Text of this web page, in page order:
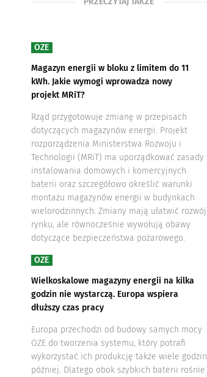
OZE
Magazyn energii w bloku z limitem do 11
kWh. Jakie wymogi wprowadza nowy
projekt MRiT?
Rząd przygotowuje zmianę w przepisach
dotyczących magazynów energii. Projekt
rozporządzenia Ministerstwa Rozwoju i
Technologii (MRiT) ma uporządkować zasady
instalowania domowych i komercyjnych
baterii oraz szczegółowo określić warunki
montażu magazynów energii w budynkach
wielorodzinnych. Zmiany mają ułatwić rozwój
rynku, ale równocześnie wywołują obawy
dotyczące bezpieczeństwa pożarowego.
OZE
Wielkoskalowe magazyny energii na kilka
godzin nie wystarczą. Europa wspiera
dłuższy czas pracy
Europa przechodzi od budowy samych mocy
OZE do tworzenia systemu, który potrafi
wykorzystać ich produkcję także wiele godzin
później. Dlatego obok szybkich baterii rośnie